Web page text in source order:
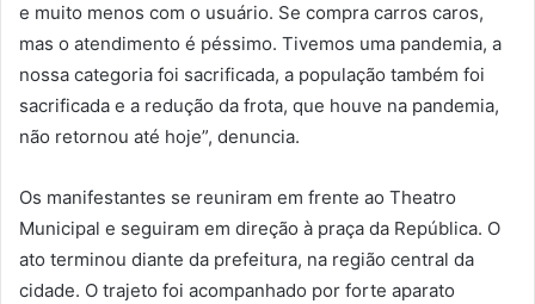
e muito menos com o usuário. Se compra carros caros,
mas o atendimento é péssimo. Tivemos uma pandemia, a
nossa categoria foi sacrificada, a população também foi
sacrificada e a redução da frota, que houve na pandemia,
não retornou até hoje”, denuncia.
Os manifestantes se reuniram em frente ao Theatro
Municipal e seguiram em direção à praça da República. O
ato terminou diante da prefeitura, na região central da
cidade. O trajeto foi acompanhado por forte aparato